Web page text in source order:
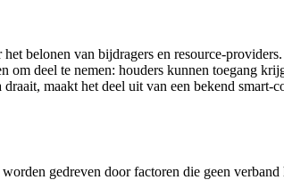
belonen van bijdragers en resource-
deel te nemen: houders kunnen toegang
maakt het deel uit van een bekend
gedreven door factoren die geen